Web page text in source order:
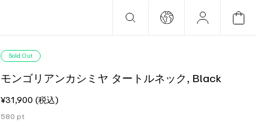
Sold Out
モンゴリアンカシミヤ タートルネック, Black
¥31,900 (税込)
580 pt